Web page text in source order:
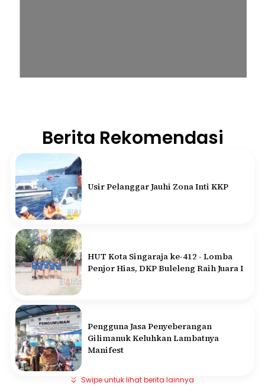
Berita Rekomendasi
Usir Pelanggar Jauhi Zona Inti KKP
HUT Kota Singaraja ke-412 - Lomba
Penjor Hias, DKP Buleleng Raih Juara I
Pengguna Jasa Penyeberangan
Gilimanuk Keluhkan Lambatnya
Manifest
Swipe untuk lihat berita lainnya